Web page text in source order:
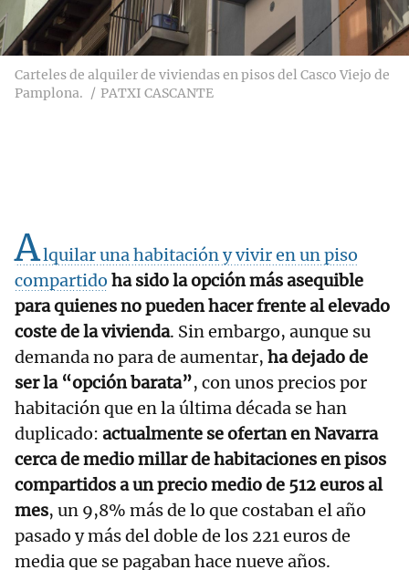
Carteles de alquiler de viviendas en pisos del Casco Viejo de
Pamplona.
PATXI CASCANTE
Alquilar una habitación y vivir en un piso
compartido ha sido la opción más asequible
para quienes no pueden hacer frente al elevado
coste de la vivienda. Sin embargo, aunque su
demanda no para de aumentar, ha dejado de
ser la “opción barata”, con unos precios por
habitación que en la última década se han
duplicado: actualmente se ofertan en Navarra
cerca de medio millar de habitaciones en pisos
compartidos a un precio medio de 512 euros al
mes, un 9,8% más de lo que costaban el año
pasado y más del doble de los 221 euros de
media que se pagaban hace nueve años.